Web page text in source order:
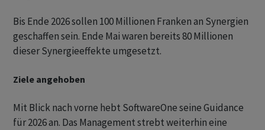
Bis Ende 2026 sollen 100 Millionen Franken an Synergien
geschaffen sein. Ende Mai waren bereits 80 Millionen
dieser Synergieeffekte umgesetzt.
Ziele angehoben
Mit Blick nach vorne hebt SoftwareOne seine Guidance
für 2026 an. Das Management strebt weiterhin eine